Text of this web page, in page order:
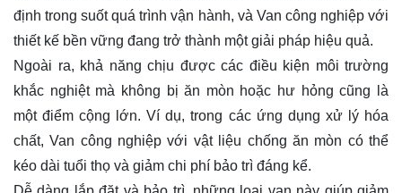
định trong suốt quá trình vận hành, và Van công nghiệp với
thiết kế bền vững đang trở thành một giải pháp hiệu quả.
Ngoài ra, khả năng chịu được các điều kiện môi trường
khắc nghiệt mà không bị ăn mòn hoặc hư hỏng cũng là
một điểm cộng lớn. Ví dụ, trong các ứng dụng xử lý hóa
chất, Van công nghiệp với vật liệu chống ăn mòn có thể
kéo dài tuổi thọ và giảm chi phí bảo trì đáng kể.